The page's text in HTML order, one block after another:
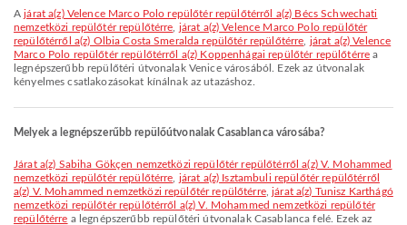
Ajárat a(z) Velence Marco Polo repülőtér repülőtérről a(z) Bécs Schwechati
nemzetközi repülőtér repülőtérre járat a(z) Velence Marco Polo repülőtér
repülőtérről a(z) Olbia Costa Smeralda repülőtér repülőtérre járat a(z) Velence
Marco Polo repülőtér repülőtérről a(z) Koppenhágai repülőtér repülőtérre a
legnépszerűbb repülőtéri útvonalak Venice városából. Ezek az útvonalak
kényelmes csatlakozásokat kínálnak az utazáshoz.
Melyek a legnépszerűbb repülőútvonalak Casablanca városába?
járat a(z) Sabiha Gökçen nemzetközi repülőtér repülőtérről a(z) V. Mohammed
nemzetközi repülőtér repülőtérre járat a(z) Isztambuli repülőtér repülőtérről
a(z) V. Mohammed nemzetközi repülőtér repülőtérre,járat a(z) Tunisz Karthágó
nemzetközi repülőtér repülőtérről a(z) V. Mohammed nemzetközi repülőtér
repülőtérre a legnépszerűbb repülőtéri útvonalak Casablanca felé. Ezek az